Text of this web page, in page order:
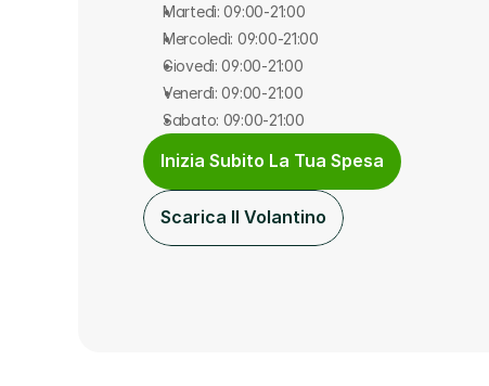
Martedì: 09:00-21:00
Mercoledì: 09:00-21:00
Giovedì: 09:00-21:00
Venerdì: 09:00-21:00
Sabato: 09:00-21:00
Inizia Subito La Tua Spesa
Scarica Il Volantino